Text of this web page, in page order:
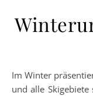
Im Winter präsentiert sich das Stubaital besonders vielfältig
und alle